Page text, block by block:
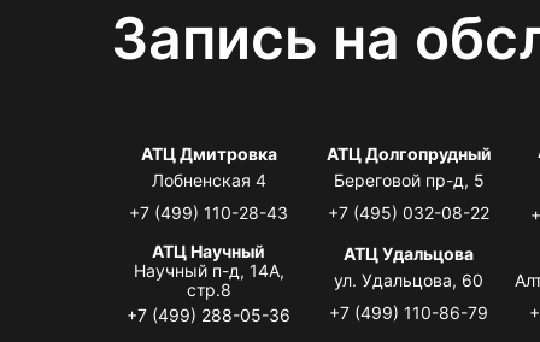
Запись на
АТЦ Дмитровка
Лобненская 4
+7 (499) 110-28-43
АТЦ Долгопрудный
Береговой пр-д, 5
+7 (495) 032-08-22
АТЦ Научный
Научный п-д, 14А,
стр.8
+7 (499) 288-05-36
АТЦ Удальцова
ул. Удальцова, 60
+7 (499) 110-86-79